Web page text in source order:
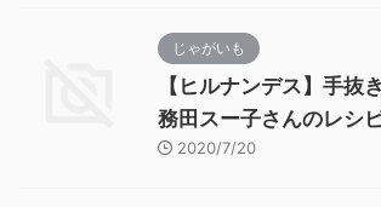
じゃがいも
【ヒルナンデス】手抜
務田スー子さんのレシピ
2020/7/20